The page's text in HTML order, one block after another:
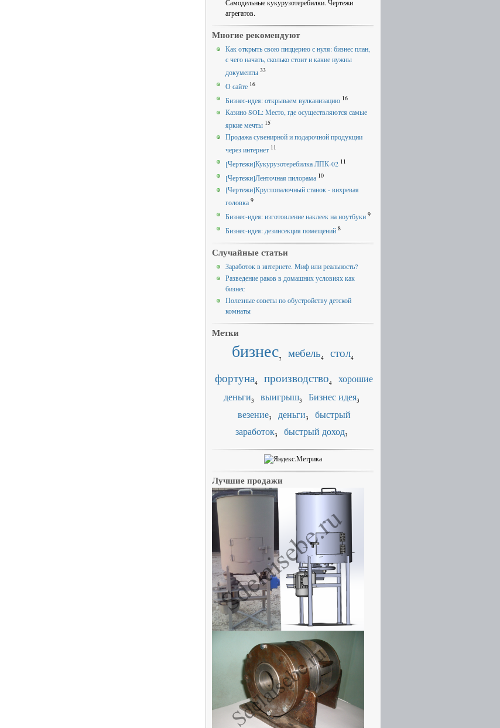
Самодельные кукурузотеребилки. Чертежи
агрегатов.
Многие рекомендуют
Как открыть свою пиццерию с нуля: бизнес план,
с чего начать, сколько стоит и какие нужны
документы 33
О сайте 16
Бизнес-идея: открываем вулканизацию 16
Казино SOL: Место, где осуществляются самые
яркие мечты 15
Продажа сувенирной и подарочной продукции
через интернет 11
[Чертежи]Кукурузотеребилка ЛПК-02 11
[Чертежи]Ленточная пилорама 10
[Чертежи]Круглопалочный станок - вихревая
головка 9
Бизнес-идея: изготовление наклеек на ноутбуки 9
Бизнес-идея: дезинсекция помещений 8
Случайные статьи
Заработок в интернете. Миф или реальность?
Разведение раков в домашних условиях как
бизнес
Полезные советы по обустройству детской
комнаты
Метки
бизнес7 мебель4 стол4
фортуна4 производство4
хорошие
деньги3 выигрыш3 Бизнес идея3
везение3 деньги3
быстрый
заработок3 быстрый доход3
Лучшие продажи